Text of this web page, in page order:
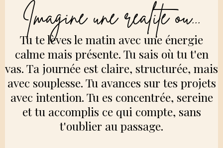
Imagine une réalité où...
Tu te lèves le matin avec une énergie
calme mais présente. Tu sais où tu t'en
vas. Ta journée est claire, structurée, mais
avec souplesse. Tu avances sur tes projets
avec intention. Tu es concentrée, sereine
et tu accomplis ce qui compte, sans
t'oublier au passage.